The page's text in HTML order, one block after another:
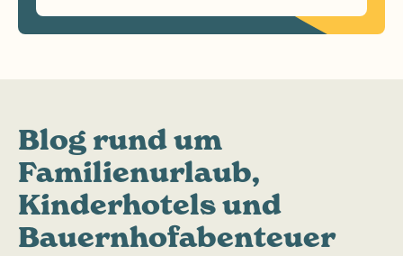
Blog rund um
Familienurlaub,
Kinderhotels und
Bauernhofabenteuer